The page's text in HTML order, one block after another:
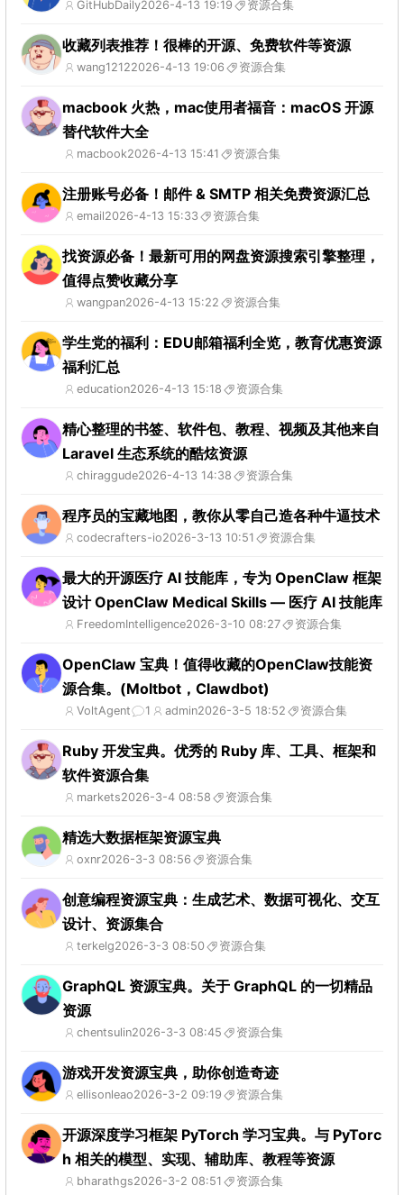
GitHubDaily2026-4-13 19:19 资源合集
收藏列表推荐！很棒的开源、免费软件等资源
wang12122026-4-13 19:06 资源合集
macbook 火热，mac使用者福音：macOS 开源
替代软件大全
macbook2026-4-13 15:41 资源合集
注册账号必备！邮件 & SMTP 相关免费资源汇总
email2026-4-13 15:33 资源合集
找资源必备！最新可用的网盘资源搜索引擎整理，
值得点赞收藏分享
wangpan2026-4-13 15:22 资源合集
学生党的福利：EDU邮箱福利全览，教育优惠资源
福利汇总
education2026-4-13 15:18 资源合集
精心整理的书签、软件包、教程、视频及其他来自
Laravel 生态系统的酷炫资源
chiraggude2026-4-13 14:38 资源合集
程序员的宝藏地图，教你从零自己造各种牛逼技术
codecrafters-io2026-3-13 10:51 资源合集
最大的开源医疗 AI 技能库，专为 OpenClaw 框架
设计 OpenClaw Medical Skills — 医疗 AI 技能库
FreedomIntelligence2026-3-10 08:27 资源合集
OpenClaw 宝典！值得收藏的OpenClaw技能资
源合集。(Moltbot，Clawdbot)
VoltAgent 1 admin2026-3-5 18:52 资源合集
Ruby 开发宝典。优秀的 Ruby 库、工具、框架和
软件资源合集
markets2026-3-4 08:58 资源合集
精选大数据框架资源宝典
oxnr2026-3-3 08:56 资源合集
创意编程资源宝典：生成艺术、数据可视化、交互
设计、资源集合
terkelg2026-3-3 08:50 资源合集
GraphQL 资源宝典。关于 GraphQL 的一切精品
资源
chentsulin2026-3-3 08:45 资源合集
游戏开发资源宝典，助你创造奇迹
ellisonleao2026-3-2 09:19 资源合集
开源深度学习框架 PyTorch 学习宝典。与 PyTorc
h 相关的模型、实现、辅助库、教程等资源
bharathgs2026-3-2 08:51 资源合集